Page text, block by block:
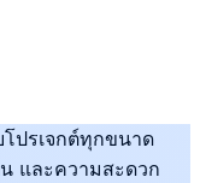
ปรเจกต์ทุกขนาด
และความสะดวก